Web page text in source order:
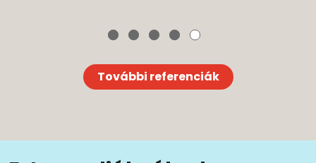
További referenciák